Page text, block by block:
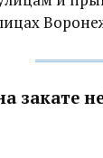
закате